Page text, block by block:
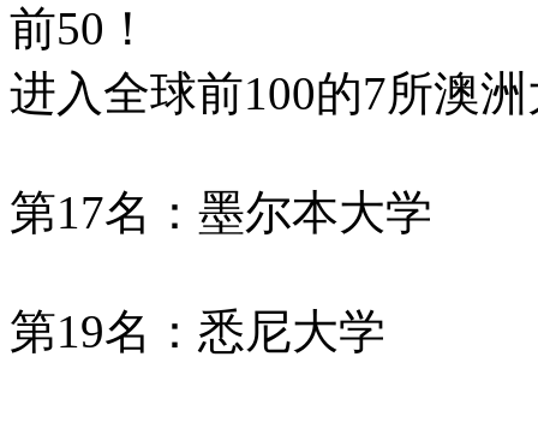
前50！
进入全球前100的7所澳
第17名：墨尔本大学
第19名：悉尼大学